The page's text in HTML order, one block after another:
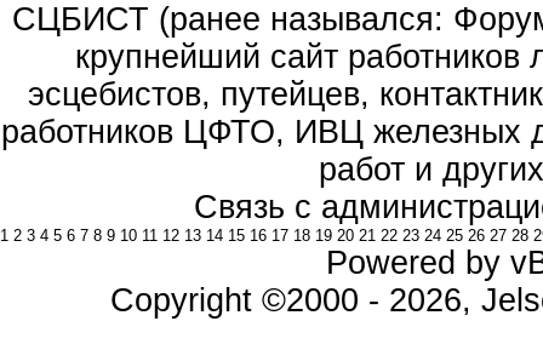
СЦБИСТ (ранее назывался:
крупнейший сайт работников
эсцебистов, путейцев,
работников ЦФТО, ИВЦ железных
работ и
Связь с
1 2 3 4 5 6 7 8 9 10 11 12 13 14 15 16 17 18 19 20 21 22 23 24 25 26 27 28
Powered by
Copyright ©2000 - 2026,